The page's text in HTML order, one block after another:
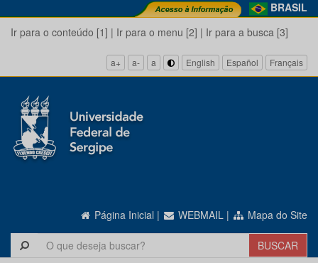
BRASIL
Ir para o conteúdo [1] | Ir para o menu [2] | Ir para a busca [3]
a+ a- a English Español Français
Página Inicial | WEBMAIL | Mapa do Site